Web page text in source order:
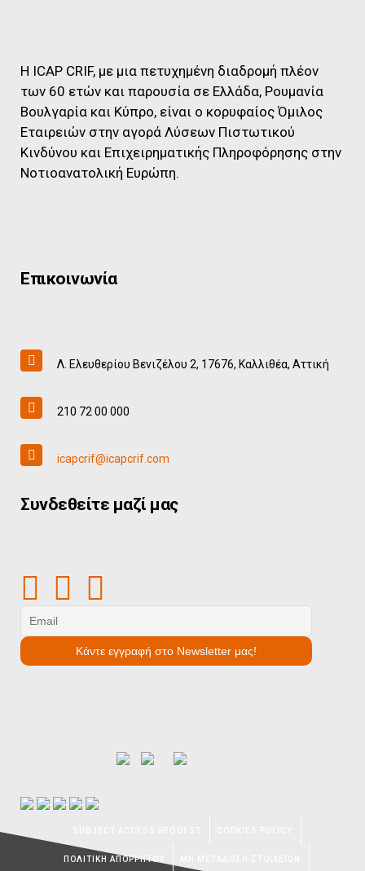
Η ICAP CRIF, με μια πετυχημένη διαδρομή πλέον
των 60 ετών και παρουσία σε Ελλάδα, Ρουμανία
Βουλγαρία και Κύπρο, είναι ο κορυφαίος Όμιλος
Εταιρειών στην αγορά Λύσεων Πιστωτικού
Κινδύνου και Επιχειρηματικής Πληροφόρησης στην
Νοτιοανατολική Ευρώπη.
Επικοινωνία
Λ. Ελευθερίου Βενιζέλου 2, 17676, Καλλιθέα, Αττική
210 72 00 000
icapcrif@icapcrif.com
Συνδεθείτε μαζί μας
ΠΟΛΙΤΙΚΗ ΑΠΟΡΡΗΤΟΥ